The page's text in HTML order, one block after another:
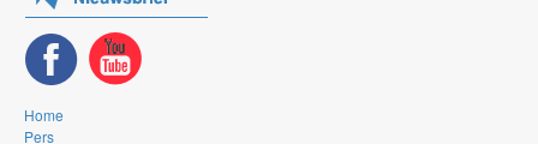
Home
Pers